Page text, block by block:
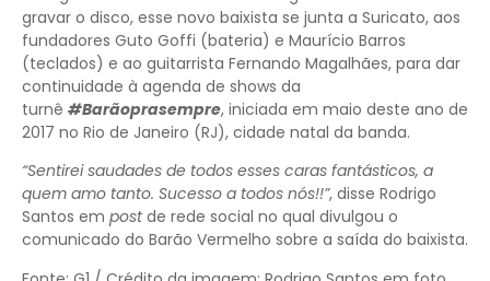
gravar o disco, esse novo baixista se junta a Suricato, aos
fundadores Guto Goffi (bateria) e Maurício Barros
(teclados) e ao guitarrista Fernando Magalhães, para dar
continuidade à agenda de shows da
turnê #Barãoprasempre, iniciada em maio deste ano de
2017 no Rio de Janeiro (RJ), cidade natal da banda.
“Sentirei saudades de todos esses caras fantásticos, a
quem amo tanto. Sucesso a todos nós!!”, disse Rodrigo
Santos em postde rede social no qual divulgou o
comunicado do Barão Vermelho sobre a saída do baixista.